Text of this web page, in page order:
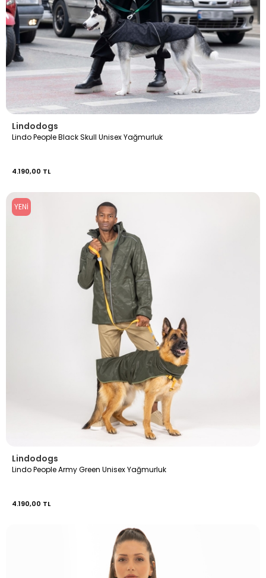
Lindodogs
Lindo People Black Skull Unisex Yağmurluk
4.190,00 TL
YENI
Lindodogs
Lindo People Army Green Unisex Yağmurluk
4.190,00 TL